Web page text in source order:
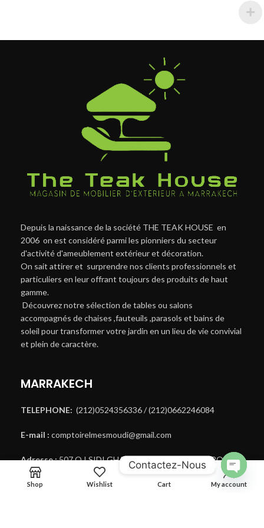
Depuis la naissance de la société THE TEAK HOUSE en
2006 on est considéré parmi les pionniers du secteur
d'activité d'ameublement extérieur et décoration.
On sait attirer et surprendre nos clients professionnels et
particuliers en leur offrant toujours des produits de haut
gamme.
Découvrez notre sélection de tables ou salons
accompagnés de chaises ,fauteuils ,parasols et bains de
soleil pour transformer votre jardin en un lieu de vie convivial
et plein de caractère.
MARRAKECH
TELEPHONE: (212)0524356336 / (212)0662246084
E-mail : comptoirelmesmoudi@gmail.com
Adresse :507,Q I SIDI GHANEM MARRAKECH MAROC
Shop Wishlist Cart My account
Contactez-Nous
OPEN